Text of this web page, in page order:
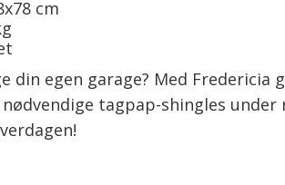
cm
din egen garage? Med
tagpap-shingles